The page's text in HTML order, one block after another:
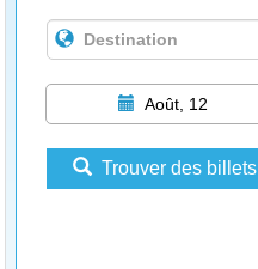
Août, 12
Trouver des billets